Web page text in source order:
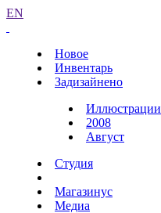
EN
Новое
Инвентарь
Задизайнено
Иллюстрации
2008
Август
Студия
Магазинус
Медиа